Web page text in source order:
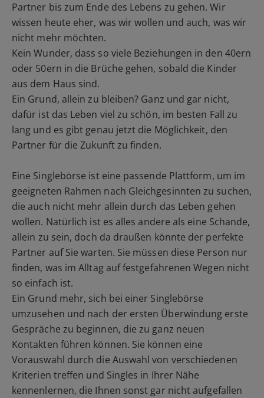
Partner bis zum Ende des Lebens zu gehen. Wir
wissen heute eher, was wir wollen und auch, was wir
nicht mehr möchten.
Kein Wunder, dass so viele Beziehungen in den 40ern
oder 50ern in die Brüche gehen, sobald die Kinder
aus dem Haus sind.
Ein Grund, allein zu bleiben? Ganz und gar nicht,
dafür ist das Leben viel zu schön, im besten Fall zu
lang und es gibt genau jetzt die Möglichkeit, den
Partner für die Zukunft zu finden.
Eine Singlebörse ist eine passende Plattform, um im
geeigneten Rahmen nach Gleichgesinnten zu suchen,
die auch nicht mehr allein durch das Leben gehen
wollen. Natürlich ist es alles andere als eine Schande,
allein zu sein, doch da draußen könnte der perfekte
Partner auf Sie warten. Sie müssen diese Person nur
finden, was im Alltag auf festgefahrenen Wegen nicht
so einfach ist.
Ein Grund mehr, sich bei einer Singlebörse
umzusehen und nach der ersten Überwindung erste
Gespräche zu beginnen, die zu ganz neuen
Kontakten führen können. Sie können eine
Vorauswahl durch die Auswahl von verschiedenen
Kriterien treffen und Singles in Ihrer Nähe
kennenlernen, die Ihnen sonst gar nicht aufgefallen